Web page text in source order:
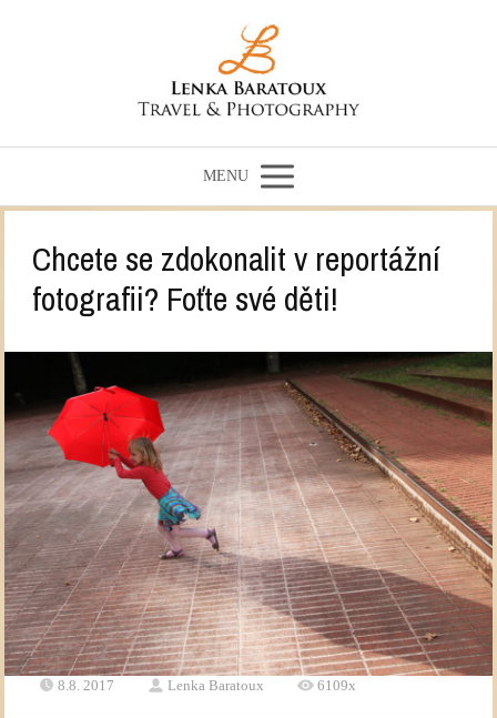
MENU
Chcete se zdokonalit v reportážní
fotografii? Foťte své děti!
8.8. 2017 Lenka Baratoux 6109x